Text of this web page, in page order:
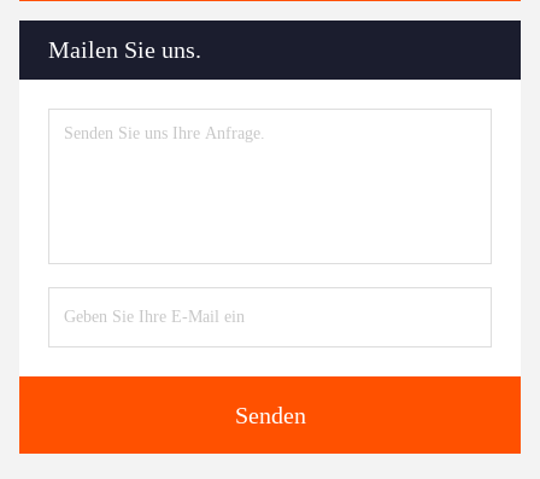
Mailen Sie uns.
Senden